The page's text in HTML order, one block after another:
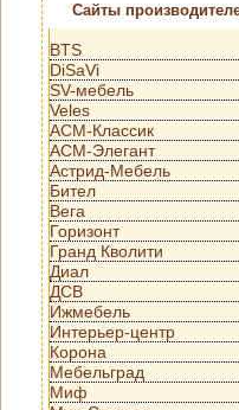
Сайты
BTS
DiSaVi
SV-мебель
Veles
АСМ-Классик
АСМ-Элегант
Астрид-Мебель
Бител
Вега
Горизонт
Гранд Кволити
Диал
ДСВ
Ижмебель
Интерьер-центр
Корона
Мебельград
Миф